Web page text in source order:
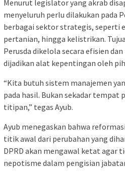
Menurut legislator yang akrab
menyeluruh perlu dilakukan pada
berbagai sektor strategis, seperti
pertanian, hingga kelistrikan.
Perusda dikelola secara efisien
dijadikan alat kepentingan oleh
“Kita butuh sistem manajemen
pada hasil. Bukan sekadar
titipan,” tegas Ayub.
Ayub menegaskan bahwa
titik awal dari perubahan yang
DPRD akan mengawal ketat agar
nepotisme dalam pengisian